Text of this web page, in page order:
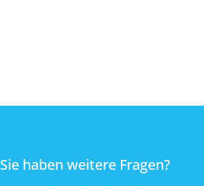
Sie haben weitere Fragen?